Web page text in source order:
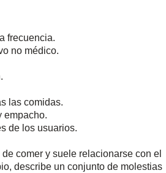
frecuencia.
no médico.
las comidas.
empacho.
de los usuarios.
comer y suele relacionarse con el
describe un conjunto de molestias